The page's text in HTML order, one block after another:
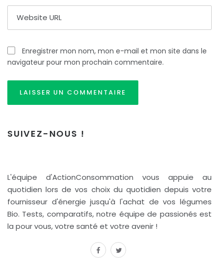
Enregistrer mon nom, mon e-mail et mon site dans le
navigateur pour mon prochain commentaire.
SUIVEZ-NOUS !
L'équipe d'ActionConsommation vous appuie au
quotidien lors de vos choix du quotidien depuis votre
fournisseur d'énergie jusqu'à l'achat de vos légumes
Bio. Tests, comparatifs, notre équipe de passionés est
la pour vous, votre santé et votre avenir !
facebook
twitter